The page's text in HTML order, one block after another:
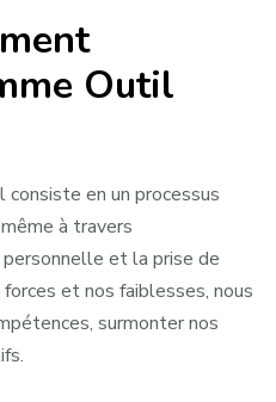
Outil
en un processus
à travers
personnelle et la prise de
et nos faiblesses, nous
surmonter nos